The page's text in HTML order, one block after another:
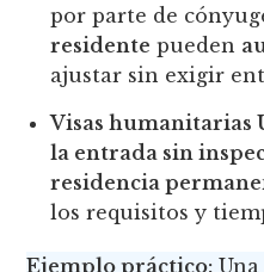
por parte de
residente pueden
ajustar sin exigir
Visas humanitarias
la entrada sin
residencia
los requisitos y
Ejemplo práctico: